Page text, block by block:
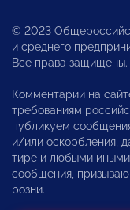
© 2023
и среднего
Все права защищены.
Комментарии на
требованиям
публикуем
и/или оскорбления,
тире и любыми
сообщения,
розни.